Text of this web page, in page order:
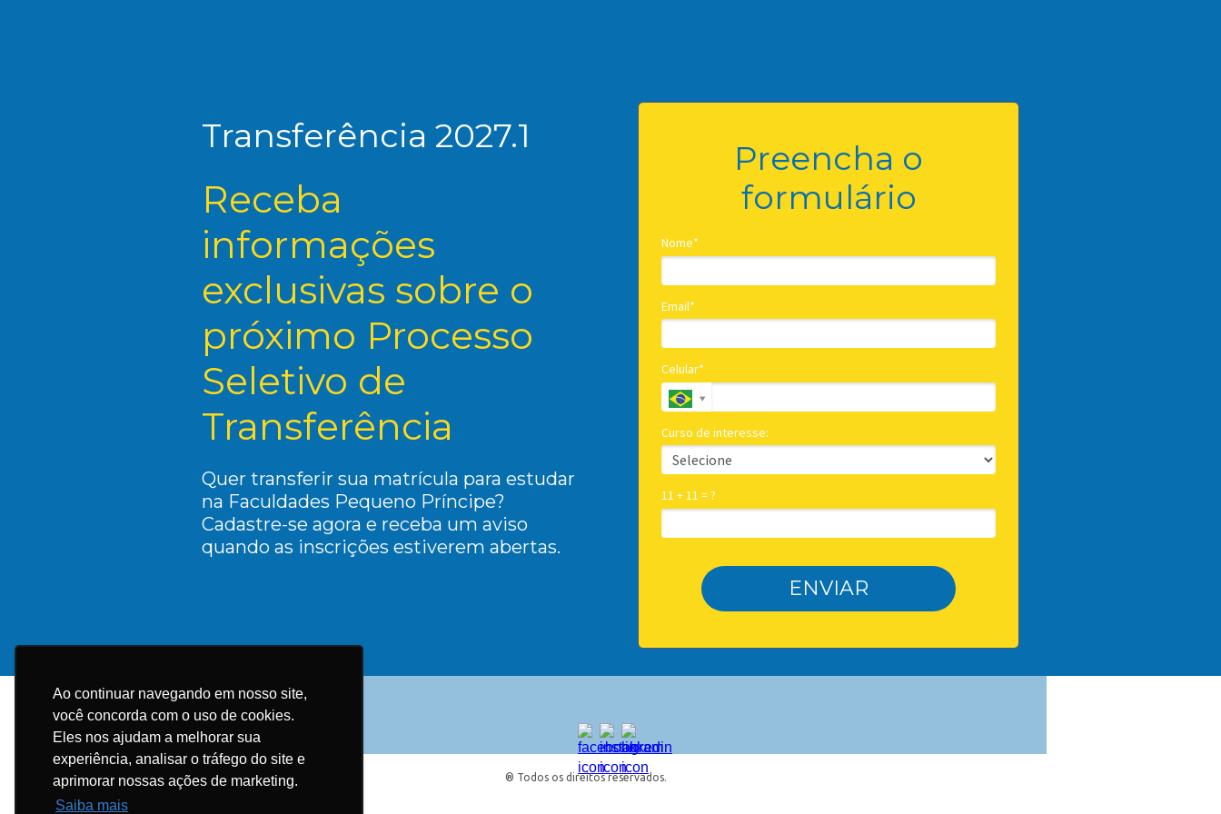
Ao continuar navegando em nosso site,
você concorda com o uso de cookies.
Eles nos ajudam a melhorar sua
experiência, analisar o tráfego do site e
aprimorar nossas ações de marketing.
Saiba mais
Transferência 2027.1
Receba
informações
exclusivas sobre o
próximo Processo
Seletivo de
Transferência
Quer transferir sua matrícula para estudar
na Faculdades Pequeno Príncipe?
Cadastre-se agora e receba um aviso
quando as inscrições estiverem abertas.
Preencha o
formulário
Nome*
Email*
Celular*
Curso de interesse:
11 + 11 = ?
ENVIAR
® Todos os direitos reservados.